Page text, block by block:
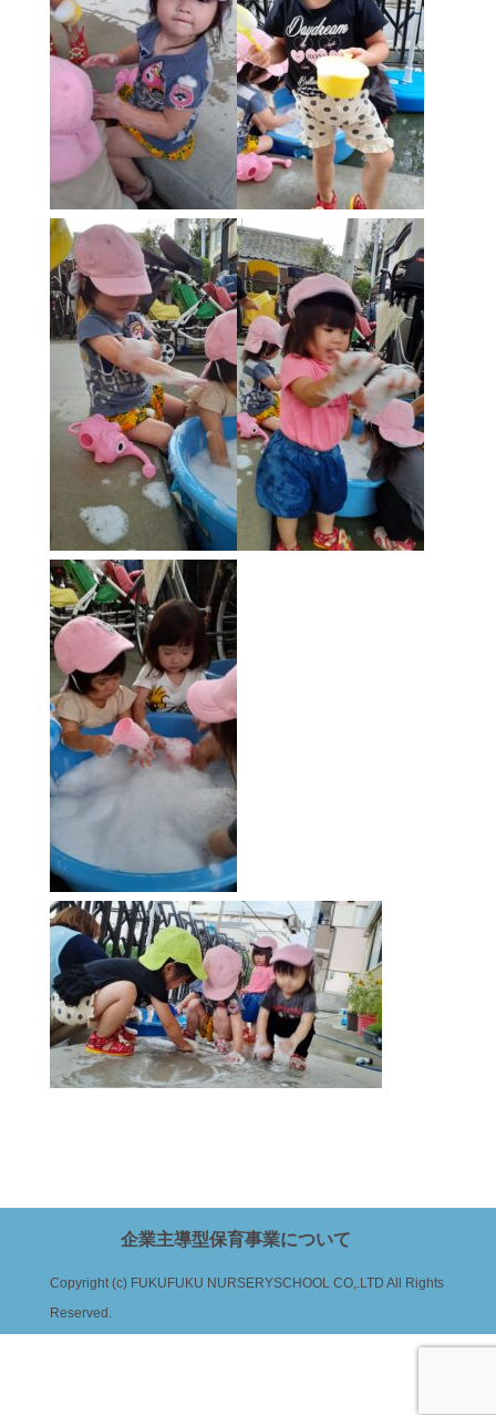
企業主導型保育事業について
Copyright (c) FUKUFUKU NURSERYSCHOOL CO,.LTD All Rights
Reserved.